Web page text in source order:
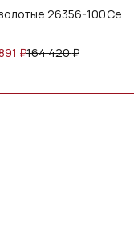
100Серьги золотые
59 934